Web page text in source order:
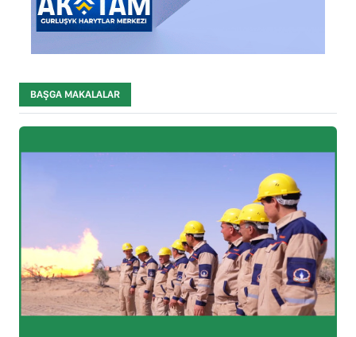
BAŞGA MAKALALAR